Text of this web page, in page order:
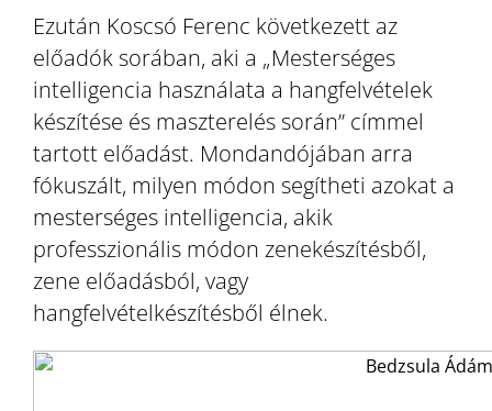
Ezután Koscsó Ferenc következett az
előadók sorában, aki a „Mesterséges
intelligencia használata a hangfelvételek
készítése és maszterelés során” címmel
tartott előadást. Mondandójában arra
fókuszált, milyen módon segítheti azokat a
mesterséges intelligencia, akik
professzionális módon zenekészítésből,
zene előadásból, vagy
hangfelvételkészítésből élnek.